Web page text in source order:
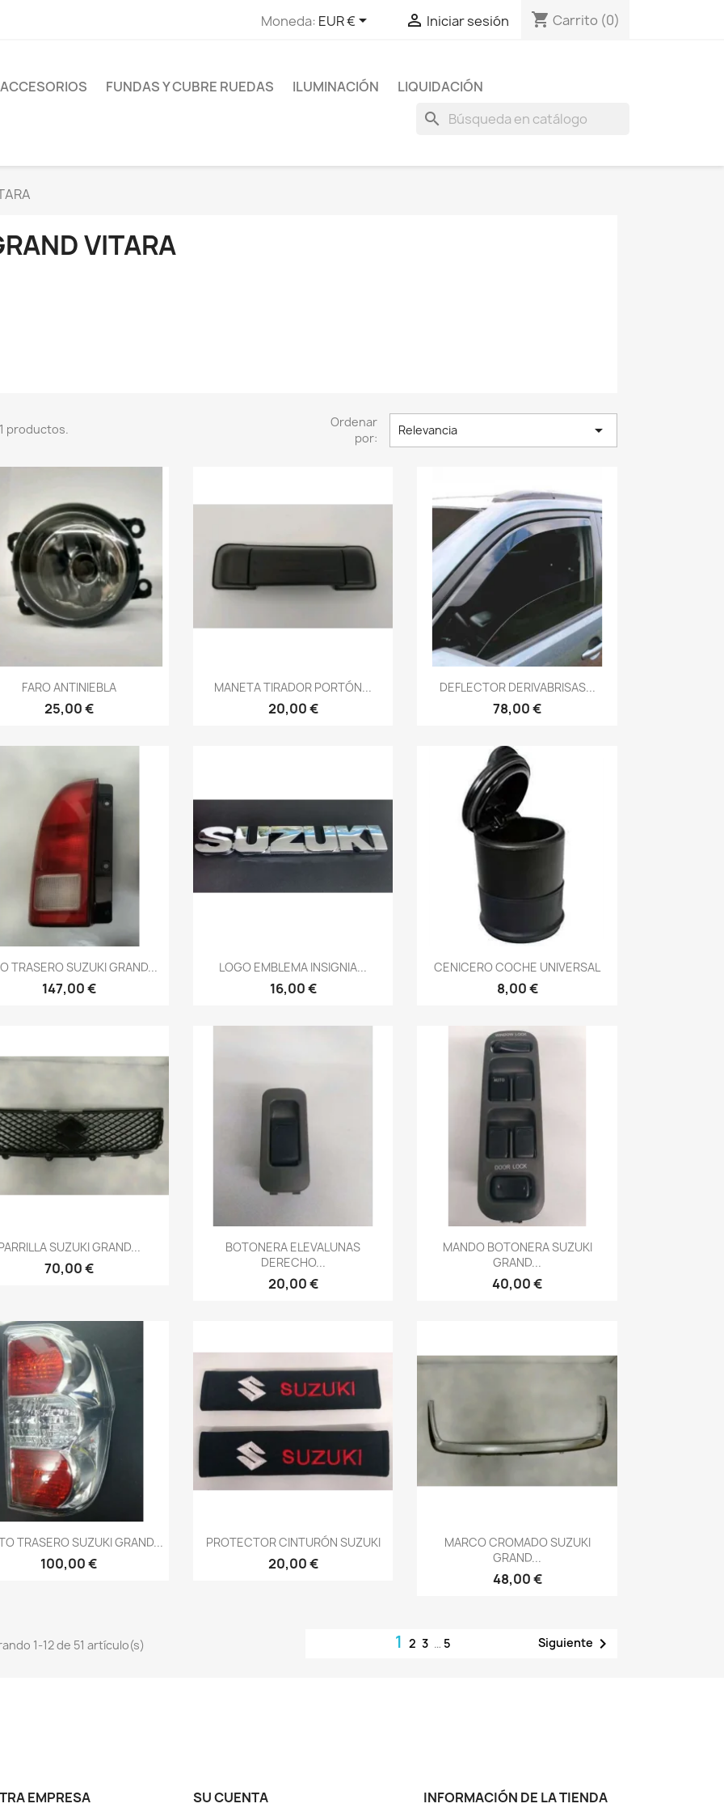
Moneda: EUR €  Iniciar sesión shopping_cart Carrito (0)
ACCESORIOS FUNDAS Y CUBRE RUEDAS ILUMINACIÓN LIQUIDACIÓN
search
VITARA
productos.
Ordenar
por:
Relevancia 
Vista rápida
FARO ANTINIEBLA
25,00 €
Vista rápida
MANETA TIRADOR PORTÓN...
20,00 €
Vista rápida
DEFLECTOR DERIVABRISAS...
78,00 €
Vista rápida
TRASERO SUZUKI GRAND...
147,00 €
Vista rápida
LOGO EMBLEMA INSIGNIA...
16,00 €
Vista rápida
CENICERO COCHE UNIVERSAL
8,00 €
Vista rápida
SUZUKI GRAND...
70,00 €
Vista rápida
BOTONERA ELEVALUNAS
DERECHO...
20,00 €
Vista rápida
MANDO BOTONERA SUZUKI
GRAND...
40,00 €
Vista rápida
TRASERO SUZUKI GRAND...
100,00 €
Vista rápida
PROTECTOR CINTURÓN SUZUKI
20,00 €
Vista rápida
MARCO CROMADO SUZUKI
GRAND...
48,00 €
1-12 de 51 artículo(s) 123 … 5 Siguiente 
EMPRESA SU CUENTA INFORMACIÓN DE LA TIENDA